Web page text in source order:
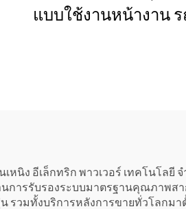
แบบใช้งานหน้างาน ร
หนิง อีเล็กทริก พาวเวอร์ เทคโนโล
รองระบบมาตรฐานคุณภาพสากล 3 ฉบั
ทั้งบริการหลังการขายทั่วโลกมาตั้ง